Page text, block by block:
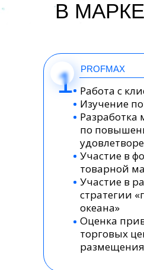
В
1 PROFMAX
Работа с
Изучение
по
Участие в
товарной
Участие в
стратегии
океана»
Оценка
торговых